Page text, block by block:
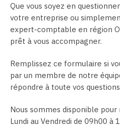
Que vous soyez en
votre entreprise ou
expert-comptable en région
prêt à vous accompagner.
Remplissez ce formulaire si
par un membre de notre
répondre à toute vos
Nous sommes disponible
Lundi au Vendredi de 09h00 à